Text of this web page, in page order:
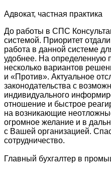
Адвокат, частная практика
До работы в СПС
системой. Приоритет
работа в данной системе
удобнее. На определенную
несколько вариантов
и «Против». Актуальное
законодательства с
индивидуального
отношение и быстрое
на возникающие
огромное желание и в
с Вашей организацией.
сотрудничество.
Главный бухгалтер в